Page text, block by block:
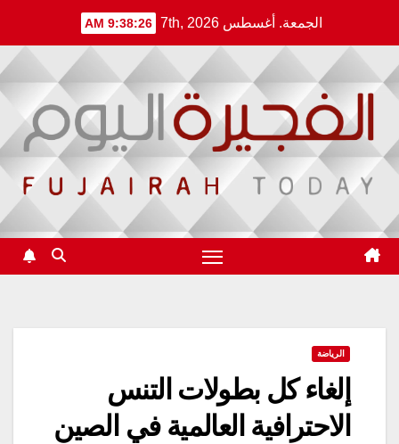
content
الجمعة. أغسطس 7th, 2026 9:38:26 AM
الرياضة
إلغاء كل بطولات التنس
الاحترافية العالمية في الصين